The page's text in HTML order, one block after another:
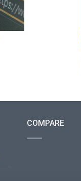
COMPARE